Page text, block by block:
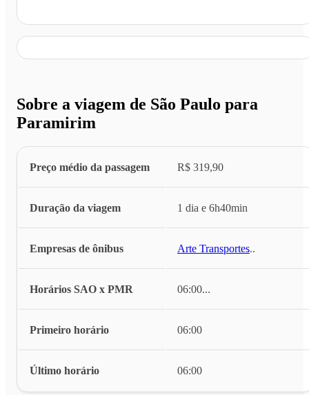
Sobre a viagem de São Paulo para
Paramirim
Preço médio da passagem R$ 319,90
Duração da viagem 1 dia e 6h40min
Empresas de ônibus Arte Transportes...
Horários SAO x PMR 06:00...
Primeiro horário 06:00
Último horário 06:00